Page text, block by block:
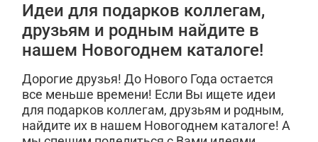
Идеи для подарков коллегам,
друзьям и родным найдите в
нашем Новогоднем каталоге!
Дорогие друзья! До Нового Года остается
все меньше времени! Если Вы ищете идеи
для подарков коллегам, друзьям и родным,
найдите их в нашем Новогоднем каталоге! А